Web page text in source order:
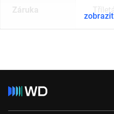
Záruka